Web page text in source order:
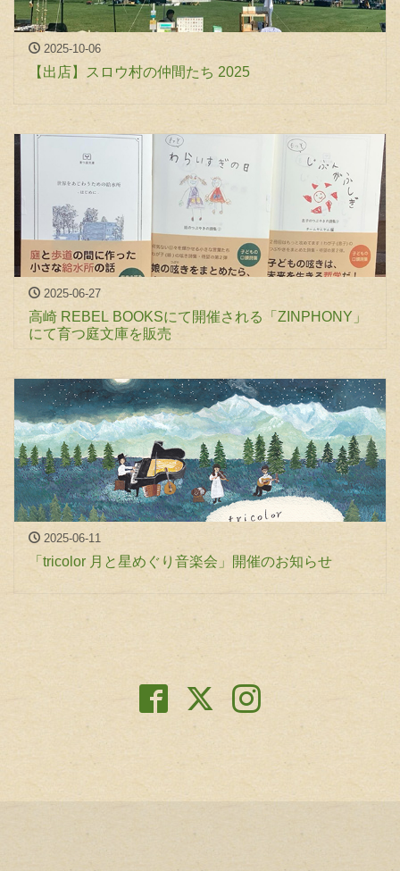
2025-10-06
【出店】スロウ村の仲間たち 2025
2025-06-27
高崎 REBEL BOOKSにて開催される「ZINPHONY」
にて育つ庭文庫を販売
2025-06-11
「tricolor 月と星めぐり音楽会」開催のお知らせ